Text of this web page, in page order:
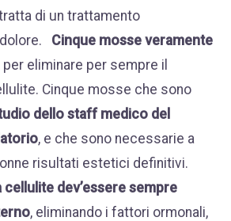
di un trattamento
Cinque mosse veramente
per eliminare per sempre il
Cinque mosse che sono
dello staff medico del
, e che sono necessarie a
risultati estetici definitivi.
cellulite dev’essere sempre
, eliminando i fattori ormonali,